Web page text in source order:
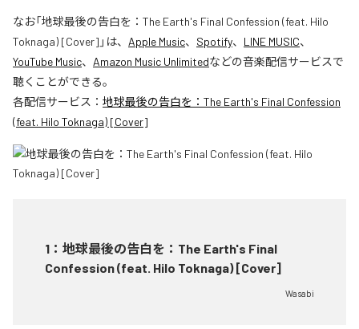
なお「地球最後の告白を：The Earth's Final Confession (feat. Hilo
Toknaga) [Cover] 」は、 Apple Music、 Spotify、 LINE MUSIC、
YouTube Music、 Amazon Music Unlimitedなどの音楽配信サービスで
聴くことができる。
各配信サービス： 地球最後の告白を：The Earth's Final Confession
(feat. Hilo Toknaga) [Cover]
1 ： 地球最後の告白を：The Earth's Final
Confession (feat. Hilo Toknaga) [Cover]
Wasabi